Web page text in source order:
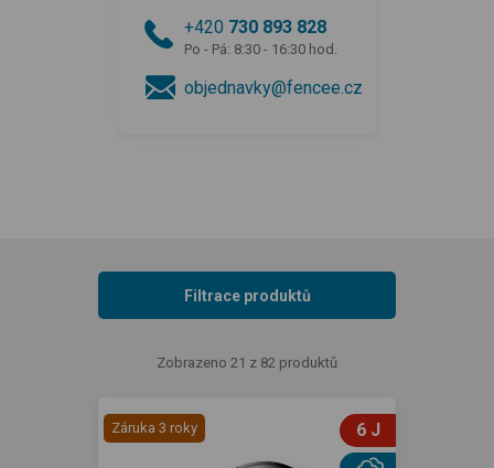
+420 730 893 828
Po - Pá: 8:30 - 16:30 hod.
objednavky@fencee.cz
Filtrace produktů
Zobrazeno 21 z 82 produktů
Záruka 3 roky 6 J